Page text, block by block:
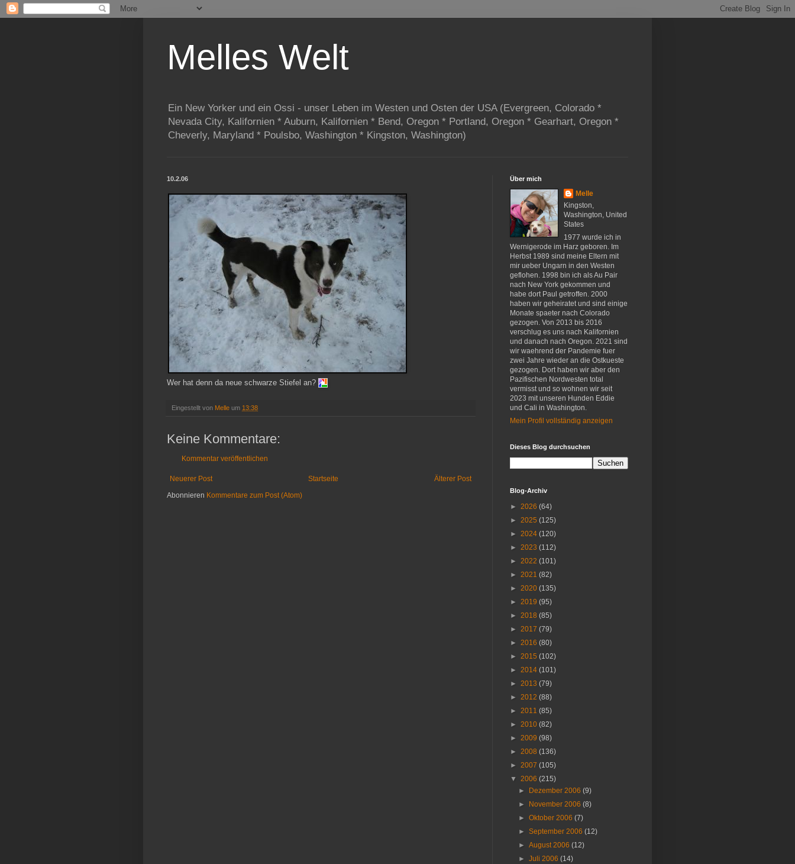
Melles Welt
Ein New Yorker und ein Ossi - unser Leben im Westen und Osten der USA (Evergreen, Colorado *
Nevada City, Kalifornien * Auburn, Kalifornien * Bend, Oregon * Portland, Oregon * Gearhart, Oregon *
Cheverly, Maryland * Poulsbo, Washington * Kingston, Washington)
10.2.06
Wer hat denn da neue schwarze Stiefel an?
Eingestellt von Melle um 13:38
Keine Kommentare:
Kommentar veröffentlichen
Neuerer Post Älterer Post
Startseite
Abonnieren Kommentare zum Post (Atom)
Über mich
Melle
Kingston,
Washington, United
States
1977 wurde ich in
Wernigerode im Harz geboren. Im
Herbst 1989 sind meine Eltern mit
mir ueber Ungarn in den Westen
geflohen. 1998 bin ich als Au Pair
nach New York gekommen und
habe dort Paul getroffen. 2000
haben wir geheiratet und sind einige
Monate spaeter nach Colorado
gezogen. Von 2013 bis 2016
verschlug es uns nach Kalifornien
und danach nach Oregon. 2021 sind
wir waehrend der Pandemie fuer
zwei Jahre wieder an die Ostkueste
gezogen. Dort haben wir aber den
Pazifischen Nordwesten total
vermisst und so wohnen wir seit
2023 mit unseren Hunden Eddie
und Cali in Washington.
Mein Profil vollständig anzeigen
Dieses Blog durchsuchen
Blog-Archiv
► 2026 (64)
► 2025 (125)
► 2024 (120)
► 2023 (112)
► 2022 (101)
► 2021 (82)
► 2020 (135)
► 2019 (95)
► 2018 (85)
► 2017 (79)
► 2016 (80)
► 2015 (102)
► 2014 (101)
► 2013 (79)
► 2012 (88)
► 2011 (85)
► 2010 (82)
► 2009 (98)
► 2008 (136)
► 2007 (105)
▼ 2006 (215)
►
Dezember 2006(9)
►
November 2006(8)
►Oktober 2006(7)
►September 2006(12)
►August 2006(12)
►Juli 2006(14)